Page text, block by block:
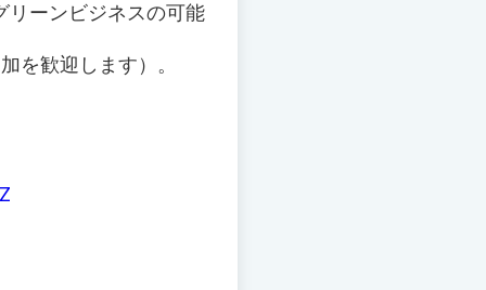
リーンビジネスの可能
を歓迎します）。